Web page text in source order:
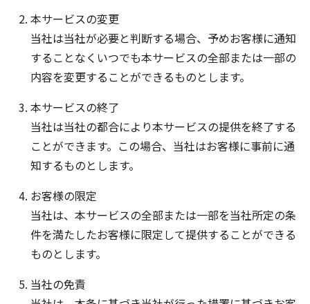
本サービスの変更
当社は当社が必要と判断する場合、予めお客様に通知
することなくいつでも本サービスの全部または一部の
内容を変更することができるものとします。
本サービスの終了
当社は当社の都合により本サービスの提供を終了する
ことができます。この場合、当社はお客様に事前に通
知するものとします。
お客様の限定
当社は、本サービスの全部または一部を当社所定の条
件を満たしたお客様に限定して提供することができる
ものとします。
当社の免責